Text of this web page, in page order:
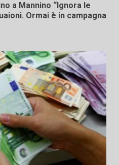
a Mannino “Ignora le
Ormai è in campagna